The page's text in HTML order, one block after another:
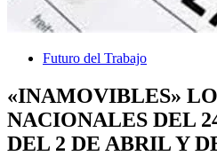
Futuro del Trabajo
«INAMOVIBLES»
NACIONALES DEL
DEL 2 DE ABRIL Y